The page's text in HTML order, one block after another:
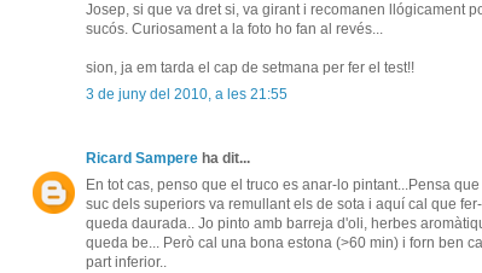
Josep, si que va dret si, va girant i recomanen llógicament
sucós. Curiosament a la foto ho fan al revés...
sion, ja em tarda el cap de setmana per fer el test!!
3 de juny del 2010, a les 21:55
Ricard Sampere ha dit...
En tot cas, penso que el truco es anar-lo pintant...Pensa
suc dels superiors va remullant els de sota i aquí cal que
queda daurada.. Jo pinto amb barreja d'oli, herbes
queda be... Però cal una bona estona (>60 min) i forn ben
part inferior..